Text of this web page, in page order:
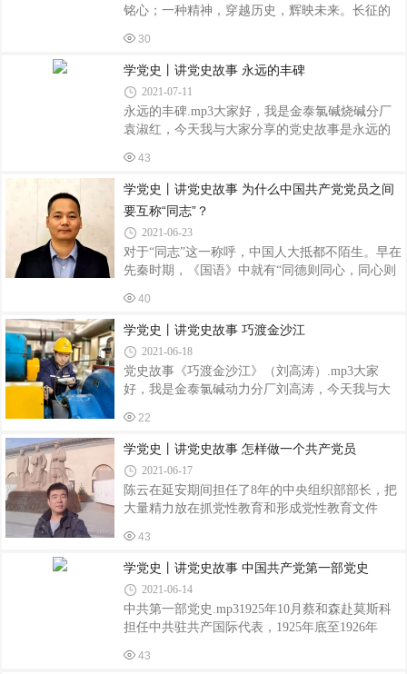
良传统,在内容、形式、方法、手段、机制等方面
不断创新和改进;按照总揽全局、协调各方的原则,
心作用,又充分发挥人大、政
铭心；一种精神，穿越历史，辉映未来。长征的
终为中国人民所铭记；长征精神，烙印在中华儿
女的灵魂深处，始终激励着中国人民朝着坚定的
方向辉煌前进。站在将台堡红军长征会师纪念园
广场正中，凝望着这座用大理石建造的中国工农
红军长征将台堡会师纪念碑，恍惚间，热闹欢腾
的红军会师联欢场景出现在眼前——会师部队齐
聚于广场东侧，共贺二万五千里长征的胜利结
观整个长征的过程：四渡赤水河、巧渡金沙江
30
学党史丨讲党史故事 永远的丰碑
2021-07-11
永远的丰碑.mp3大家好，我是金泰氯碱烧碱分厂
袁淑红，今天我与大家分享的党史故事是永远的
曾这样歌颂一位女性，你是丹娘的化身，你是苏
菲亚的精灵，不，你就是你，你是中华儿女革命
的典型，她是女性中的明星，她是巾帼不让须眉
的典型，她就是革命先烈——江竹筠。老一辈人
口中的那位江姐。江竹筠，1920年生于四川省自
贡市，她1939年加入中国共产党。1945年与彭咏
梧结婚，婚后负责中共重庆市委地下刊物《挺进
报》的组织发行工作，1948年，彭咏梧在中共川
43
学党史丨讲党史故事 为什么中国共产党党员之间
要互称“同志”？
2021-06-23
对于“同志”这一称呼，中国人大抵都不陌生。早在
先秦时期，《国语》中就有“同德则同心，同心则
的历史上，更是多次强调党内要互称同志。1921
年，中国共产党“一大”党纲规定：“凡承认本党党
纲和政策，并愿意成为忠实的党员者，经党员一
人介绍，不分性别，不分国籍，均可接收为党
员，成为我们的同志。”这是“同志”一词最早出现
在中国共产党正式文件中。1965年中共中央发出
《关于党内同志之间的称呼问题的通知》要
同志。”1978年，党的十一届
40
学党史丨讲党史故事 巧渡金沙江
2021-06-18
党史故事《巧渡金沙江》（刘高涛）.mp3大家
好，我是金泰氯碱动力分厂刘高涛，今天我与大
长江的上游。它穿行在川滇边界的深山狭谷间，
江面宽阔，水急浪大。如果红军过不去江，就有
被敌人压进深山狭谷，遭致全军覆灭的危险。当
红军大队人马向金沙江挺进时，蒋介石如梦初醒
恍然大悟，认定红军的目的既不在贵阳，也不在
昆明，而是“必渡金沙江无疑”。1935年4月28日，
他下达命令，控制渡口，毁船封江。就在红军进
岸了。1935年5月3日，军委干部团的同志们
22
学党史丨讲党史故事 怎样做一个共产党员
2021-06-17
陈云在延安期间担任了8年的中央组织部部长，把
大量精力放在抓党性教育和形成党性教育文件
现在延安时期及之前的入党誓词中。但是，入党
誓词毕竟较为简单，不能全面体现一个党员应该
具备的条件。鉴于此，陈云仔细研究了党组织各
时期的文件，总结了此前党在长期奋斗中形成的
党建经验，从中发掘出共产党员应该具有的信
念、精神、品格，于1939年5月30日写出《怎样做
一个共产党员》一文，发表在机关刊物《解放》
43
学党史丨讲党史故事 中国共产党第一部党史
2021-06-14
中共第一部党史.mp31925年10月蔡和森赴莫斯科
担任中共驻共产国际代表，1925年底至1926年
题为“中国共产党历史的发展”报告，后来由向警予
43